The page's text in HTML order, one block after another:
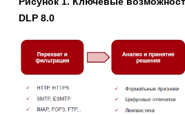
DLP 8.0